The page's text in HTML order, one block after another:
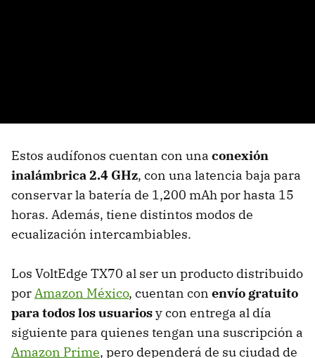
Estos audífonos cuentan con una conexión
inalámbrica 2.4 GHz, con una latencia baja para
conservar la batería de 1,200 mAh por hasta 15
horas. Además, tiene distintos modos de
ecualización intercambiables.
Los VoltEdge TX70 al ser un producto distribuido
porAmazon México, cuentan con envío gratuito
para todos los usuariosy con entrega al día
siguiente para quienes tengan una suscripción a
Amazon Prime, pero dependerá de su ciudad de